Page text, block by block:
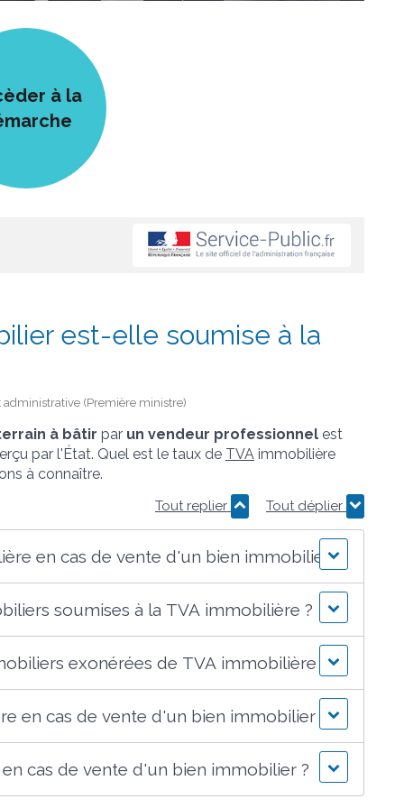
à la
est-elle soumise à la
(Première ministre)
à bâtir par un vendeur professionnel est
par l'État. Quel est le taux de TVA immobilière
à connaître.
Tout replier Tout déplier
en cas de vente d'un bien immobilier ?
soumises à la TVA immobilière ?
exonérées de TVA immobilière ?
en cas de vente d'un bien immobilier ?
cas de vente d'un bien immobilier ?